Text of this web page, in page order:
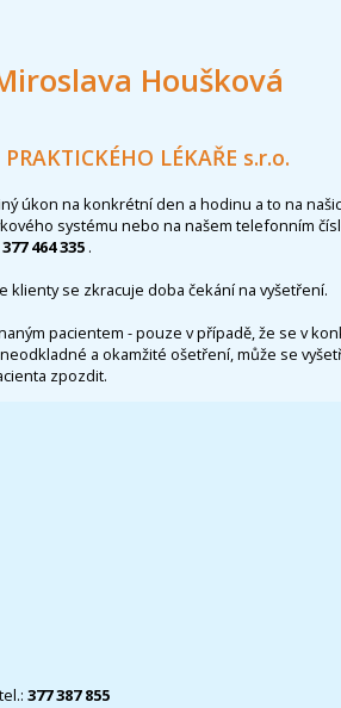
Houšková
LÉKAŘE s.r.o.
úkon na konkrétní den a hodinu a to na
systému nebo na našem telefonním
377 464 335 .
se zkracuje doba čekání na vyšetření.
pacientem - pouze v případě, že se v
a okamžité ošetření, může se
zpozdit.
377 387 855